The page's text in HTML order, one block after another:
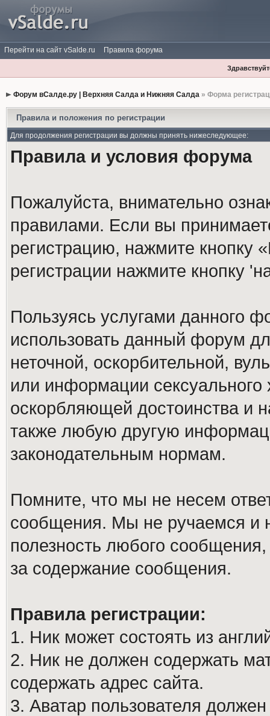
Перейти на сайт vSalde.ru Правила форума
Форум вСалде.ру | Верхняя Салда и Нижняя Салда» Форма
Правила и положения по регистрации
Для продолжения регистрации вы должны принять нижеследующее:
Правила и условия форума
Пожалуйста, внимательно
правилами. Если вы
регистрацию, нажмите кнопку
регистрации нажмите кнопку
Пользуясь услугами данного
использовать данный форум
неточной, оскорбительной,
или информации
оскорбляющей достоинства и
также любую другую
законодательным нормам.
Помните, что мы не несем
сообщения. Мы не ручаемся и
полезность любого
за содержание сообщения.
Правила регистрации:
1. Ник может состоять из
2. Ник не должен содержать
содержать адрес сайта.
3. Аватар пользователя